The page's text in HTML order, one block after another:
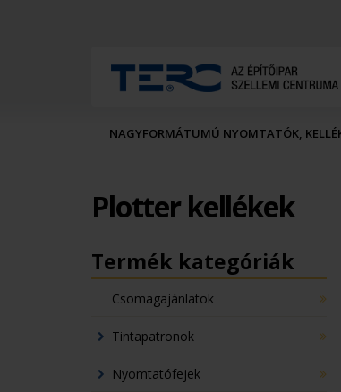
NAGYFORMÁTUMÚ NYOMTATÓK,
Plotter kellékek
Termék kategóriák
Csomagajánlatok
Tintapatronok
Nyomtatófejek